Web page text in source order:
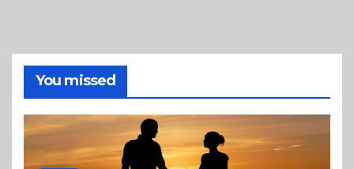
richtige
Entscheidung
You missed